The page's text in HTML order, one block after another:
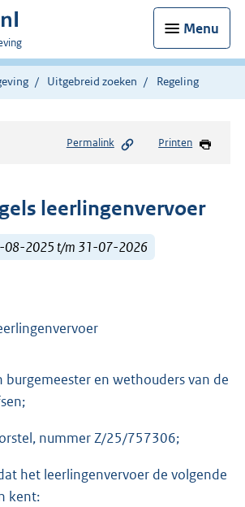
Menu
Uitgebreid zoeken Regeling
Permalink Printen
leerlingenvervoer
08-2025 t/m 31-07-2026
burgemeester en wethouders van de
nummer Z/25/757306;
het leerlingenvervoer de volgende
kent: